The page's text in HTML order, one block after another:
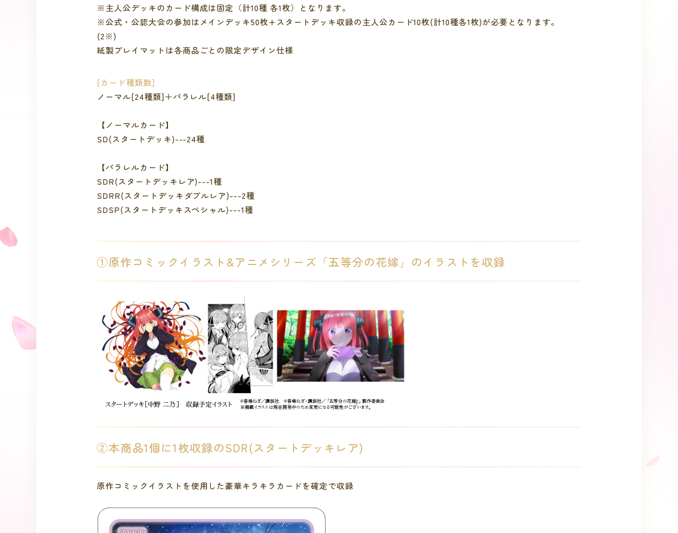
※主人公デッキのカード構成は固定（計10種 各1枚）となります。
※公式・公認大会の参加はメインデッキ50枚+スタートデッキ収録の主人公カード10枚(計10種各1枚)が必要となります。
(2※)
紙製プレイマットは各商品ごとの限定デザイン仕様
[カード種類数]
ノーマル[24種類]＋パラレル[4種類]
【ノーマルカード】
SD(スタートデッキ)---24種
【パラレルカード】
SDR(スタートデッキレア)---1種
SDRR(スタートデッキダブルレア)---2種
SDSP(スタートデッキスペシャル)---1種
①原作コミックイラスト&アニメシリーズ「五等分の花嫁」のイラストを収録
②本商品1個に1枚収録のSDR(スタートデッキレア)
原作コミックイラストを使用した豪華キラキラカードを確定で収録